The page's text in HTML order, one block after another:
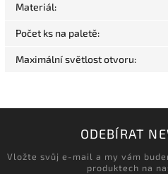
Materiál:
Počet ks na paletě:
Maximální světlost otvoru:
ODEBÍRAT
Vložte svůj e-mail a my vám
produktech na